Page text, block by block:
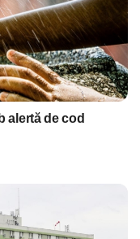
alertă de cod